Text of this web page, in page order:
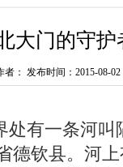
大门的守护
： 发布时间：2015-08-02
处有一条河
德钦县。河